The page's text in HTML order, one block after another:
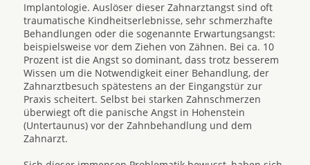
Implantologie. Auslöser dieser Zahnarztangst sind oft
traumatische Kindheitserlebnisse, sehr schmerzhafte
Behandlungen oder die sogenannte Erwartungsangst:
beispielsweise vor dem Ziehen von Zähnen. Bei ca. 10
Prozent ist die Angst so dominant, dass trotz besserem
Wissen um die Notwendigkeit einer Behandlung, der
Zahnarztbesuch spätestens an der Eingangstür zur
Praxis scheitert. Selbst bei starken Zahnschmerzen
überwiegt oft die panische Angst in Hohenstein
(Untertaunus) vor der Zahnbehandlung und dem
Zahnarzt.